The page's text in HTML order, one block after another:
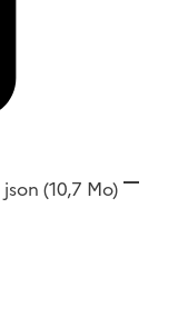
json (10,7 Mo)